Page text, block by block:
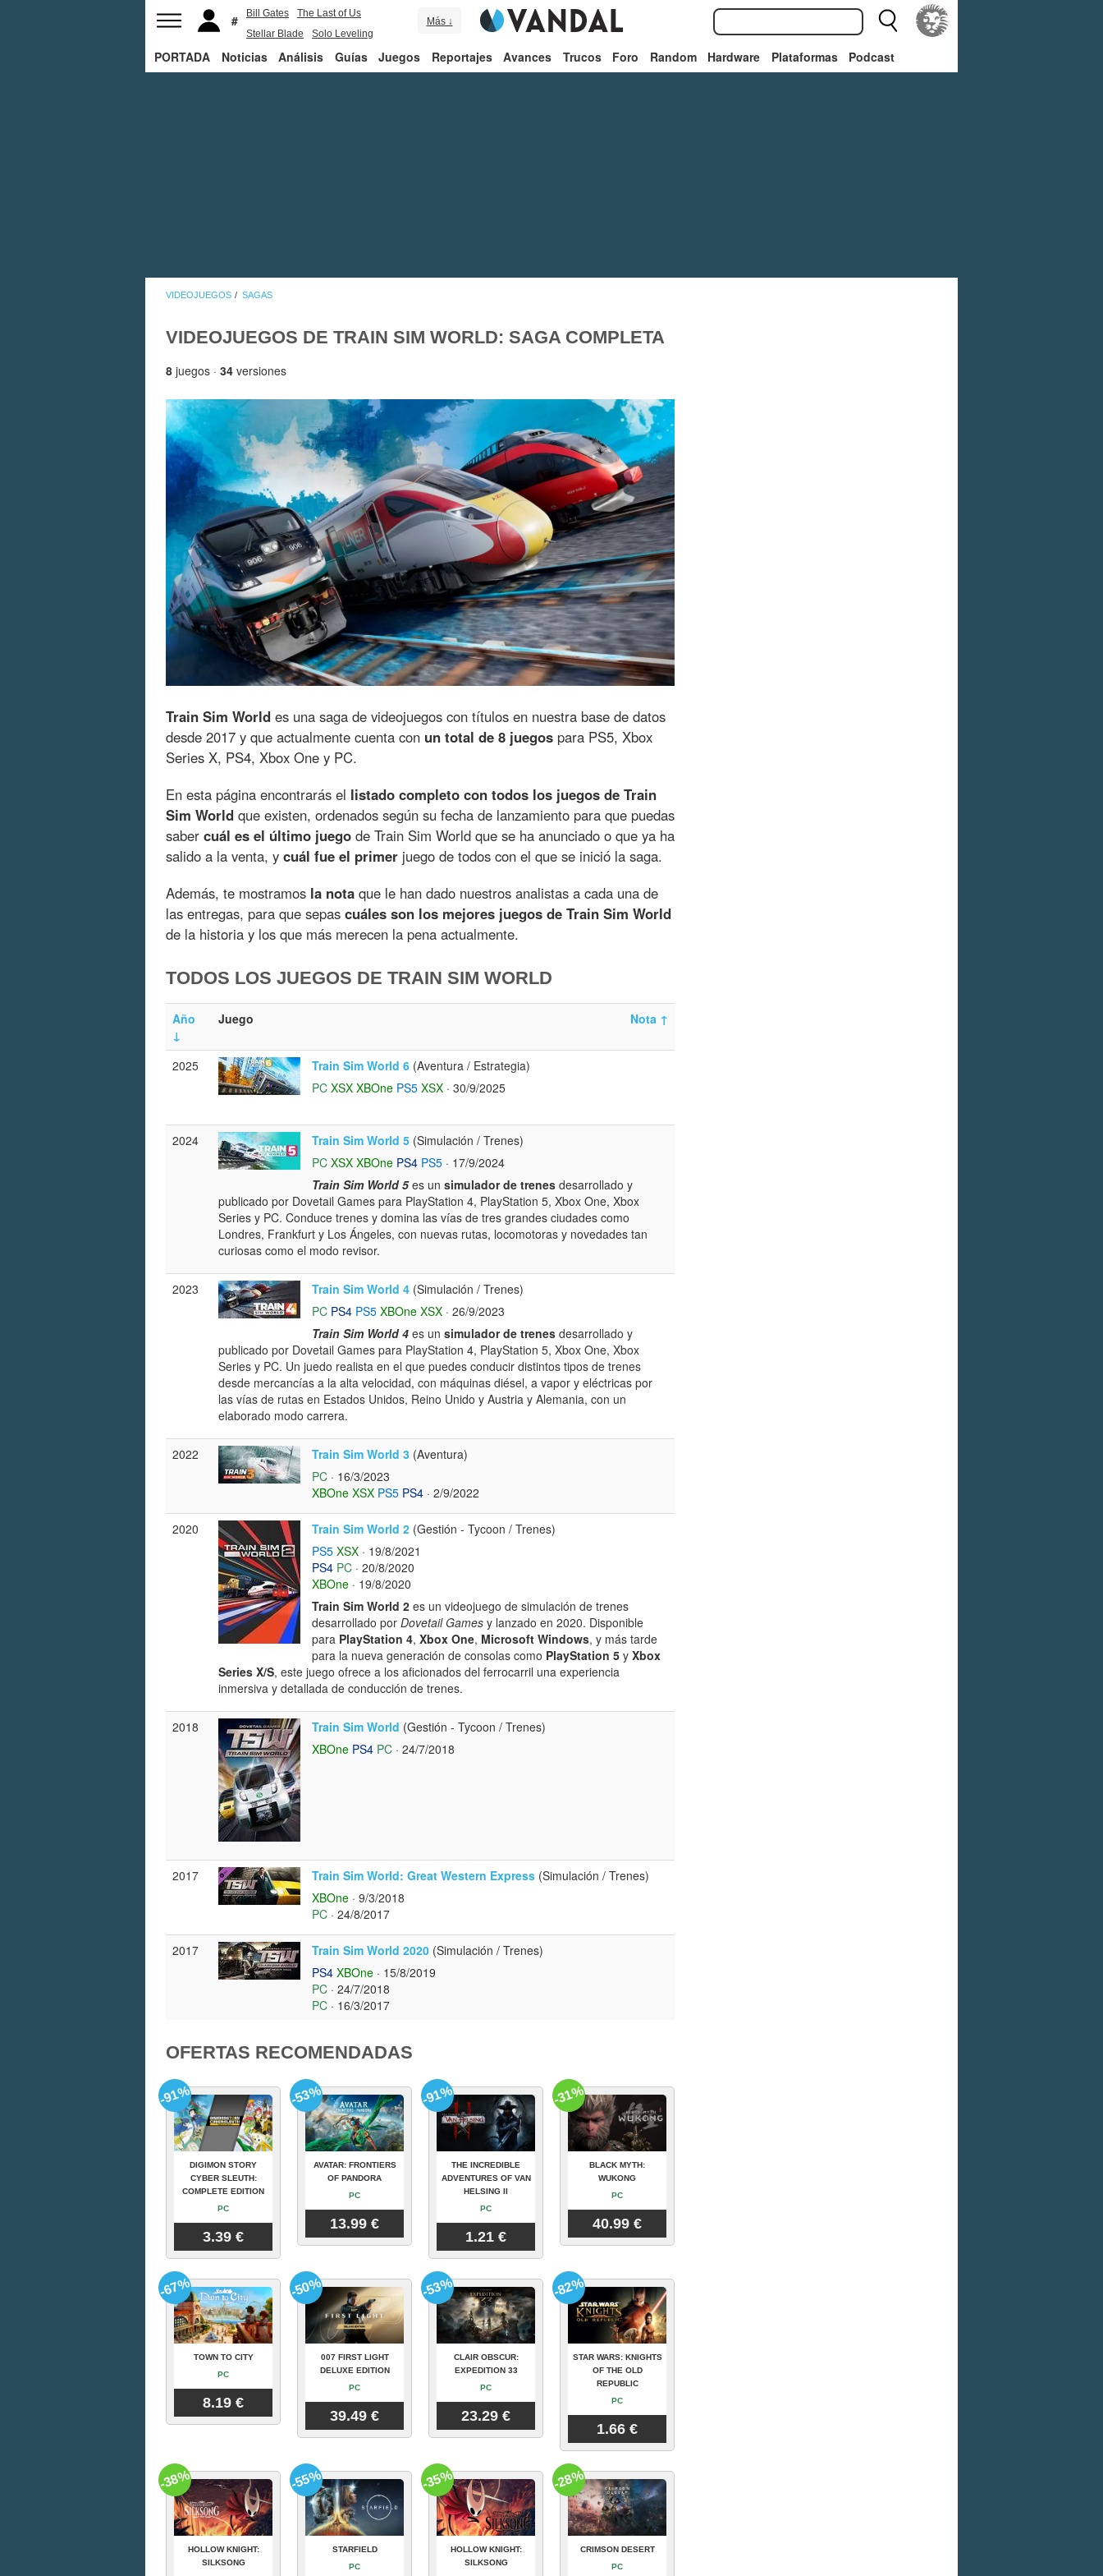
Bill Gates
The Last of Us
Stellar Blade
Solo Leveling
Más ↓
PORTADA Noticias Análisis Guías Juegos Reportajes Avances Trucos Foro Random Hardware Plataformas Podcast
VIDEOJUEGOS SAGAS
VIDEOJUEGOS DE TRAIN SIM WORLD: SAGA COMPLETA
8 juegos · 34 versiones
Train Sim World es una saga de videojuegos con títulos en nuestra base de datos
desde 2017 y que actualmente cuenta con un total de 8 juegos para PS5, Xbox
Series X, PS4, Xbox One y PC.
En esta página encontrarás el listado completo con todos los juegos de Train
Sim World que existen, ordenados según su fecha de lanzamiento para que puedas
saber cuál es el último juego de Train Sim World que se ha anunciado o que ya ha
salido a la venta, y cuál fue el primer juego de todos con el que se inició la saga.
Además, te mostramos la nota que le han dado nuestros analistas a cada una de
las entregas, para que sepas cuáles son los mejores juegos de Train Sim World
de la historia y los que más merecen la pena actualmente.
TODOS LOS JUEGOS DE TRAIN SIM WORLD
Año
↓
Nota ↑
Juego
2025 Train Sim World 6 (Aventura / Estrategia)
PC XSX XBOne PS5 XSX · 30/9/2025
2024 Train Sim World 5 (Simulación / Trenes)
PC XSX XBOne PS4 PS5 · 17/9/2024
Train Sim World 5es un simulador de trenes desarrollado y
publicado por Dovetail Games para PlayStation 4, PlayStation 5, Xbox One, Xbox
Series y PC. Conduce trenes y domina las vías de tres grandes ciudades como
Londres, Frankfurt y Los Ángeles, con nuevas rutas, locomotoras y novedades tan
curiosas como el modo revisor.
2023 Train Sim World 4 (Simulación / Trenes)
PC PS4 PS5 XBOne XSX · 26/9/2023
Train Sim World 4 es un simulador de trenes desarrollado y
publicado por Dovetail Games para PlayStation 4, PlayStation 5, Xbox One, Xbox
Series y PC. Un juedo realista en el que puedes conducir distintos tipos de trenes
desde mercancías a la alta velocidad, con máquinas diésel, a vapor y eléctricas por
las vías de rutas en Estados Unidos, Reino Unido y Austria y Alemania, con un
elaborado modo carrera.
2022 Train Sim World 3 (Aventura)
PC · 16/3/2023
XBOne XSX PS5 PS4 · 2/9/2022
2020 Train Sim World 2 (Gestión - Tycoon / Trenes)
PS5 XSX · 19/8/2021
PS4 PC · 20/8/2020
XBOne · 19/8/2020
Train Sim World 2 es un videojuego de simulación de trenes
desarrollado por Dovetail Games y lanzado en 2020. Disponible
para PlayStation 4, Xbox One, Microsoft Windows, y más tarde
para la nueva generación de consolas como PlayStation 5 y Xbox
Series X/S, este juego ofrece a los aficionados del ferrocarril una experiencia
inmersiva y detallada de conducción de trenes.
2018 Train Sim World (Gestión - Tycoon / Trenes)
XBOne PS4 PC · 24/7/2018
2017 Train Sim World: Great Western Express (Simulación / Trenes)
XBOne · 9/3/2018
PC · 24/8/2017
2017 Train Sim World 2020 (Simulación / Trenes)
PS4 XBOne · 15/8/2019
PC · 24/7/2018
PC · 16/3/2017
OFERTAS RECOMENDADAS
DIGIMON STORY
CYBER SLEUTH:
COMPLETE EDITION
PC
3.39 €
-91%
AVATAR: FRONTIERS
OF PANDORA
PC
13.99 €
-53%
THE INCREDIBLE
ADVENTURES OF VAN
HELSING II
PC
1.21 €
-91%
BLACK MYTH:
WUKONG
PC
40.99 €
-31%
TOWN TO CITY
PC
8.19 €
-67%
007 FIRST LIGHT
DELUXE EDITION
PC
39.49 €
-50%
CLAIR OBSCUR:
EXPEDITION 33
PC
23.29 €
-53%
STAR WARS: KNIGHTS
OF THE OLD
REPUBLIC
PC
1.66 €
-82%
HOLLOW KNIGHT:
SILKSONG
-38%
STARFIELD
PC
-55%
HOLLOW KNIGHT:
SILKSONG
-35%
CRIMSON DESERT
PC
-28%